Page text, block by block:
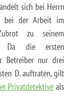
sich bei Herrn
bei der Arbeit im
zu seinem
Da die ersten
Betreiber nur drei
D. auftraten, gilt
Privatdetektive als